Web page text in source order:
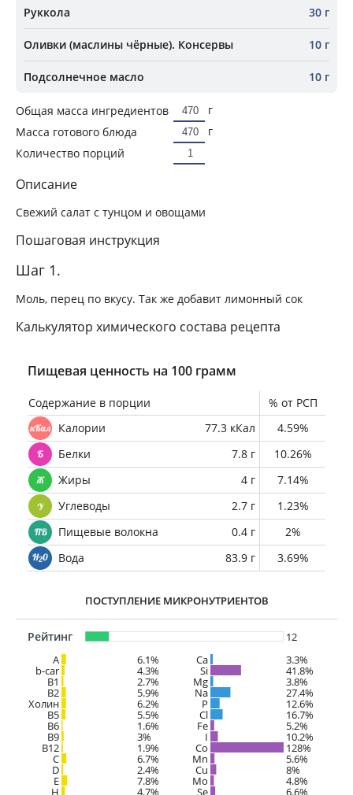
Руккола 30 г
Оливки (маслины чёрные). Консервы 10 г
Подсолнечное масло 10 г
Общая масса ингредиентов
г
Масса готового блюда
г
Количество порций
Описание
Свежий салат с тунцом и овощами
Пошаговая инструкция
Шаг 1.
Моль, перец по вкусу. Так же добавит лимонный сок
Калькулятор химического состава рецепта
Пищевая ценность на 100 грамм
Содержание в порции
% от РСП
Калории
77.3 кКал
4.59%
Белки
7.8 г
10.26%
Жиры
4 г
7.14%
Углеводы
2.7 г
1.23%
Пищевые волокна
0.4 г
2%
Вода
83.9 г 3.69%
ПОСТУПЛЕНИЕ МИКРОНУТРИЕНТОВ
Рейтинг
12
A
6.1%
b-car 4.3%
В1 2.7%
B2 5.9%
Холин 6.2%
B5 5.5%
B6 1.6%
B9 3%
B12 1.9%
C 6.7%
D 2.4%
E 7.8%
H 4.7%
Ca 3.3%
Si 41.8%
Mg 3.8%
Na 27.4%
P 12.6%
Cl 16.7%
Fe 5.2%
I 10.2%
Co 128%
Mn 5.6%
Cu 8%
Mo 4.8%
Se 6.6%